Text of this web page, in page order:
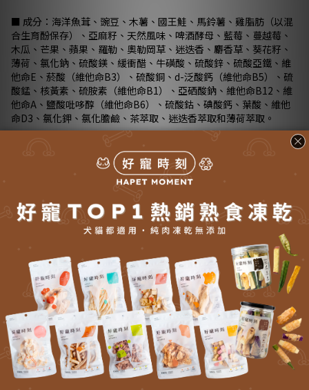
■ 成分：海洋魚茸、豌豆、木薯、國王鮭、馬鈴薯、雞脂肪（以混
合生育酚保存）、亞麻籽、天然風味、啤酒酵母、藍莓、蔓越莓、
木瓜、芒果、蘋果、羅勒、奧勒岡草、迷迭香、麝香草、葵花籽、
薄荷、氯化鈉、硫酸鎂、緩衝醋、牛磺酸、硫酸鋅、硫酸亞鐵、維
他命E、菸酸（維他命B3）、硫酸銅、d-泛酸鈣（維他命B5）、硫
酸錳、核黃素、硫胺素（維他命B1）、亞硒酸鈉、維他命B12、維
他命A、鹽酸吡哆醇（維他命B6）、硫酸鈷、碘酸鈣、葉酸、維他
命D3、氯化鉀、氯化膽鹼、茶萃取、迷迭香萃取和薄荷萃取。
4％、 水分最多10％、牛磺酸至少0.2％ 代謝能(ME) : 3304 kcal／
■ 建議攝取量： 5.5kg以下 115～129g、 5.5～11.5kg 129～
230g、 11.5～23kg 230～374g、 23～46kg 374～633g、 46kg
■ 注意事項：天然糧因為天然食材製造，所以每批號的顏色、形
狀、味道會因為食材有些許不同,皆為正常現象。
更多說明